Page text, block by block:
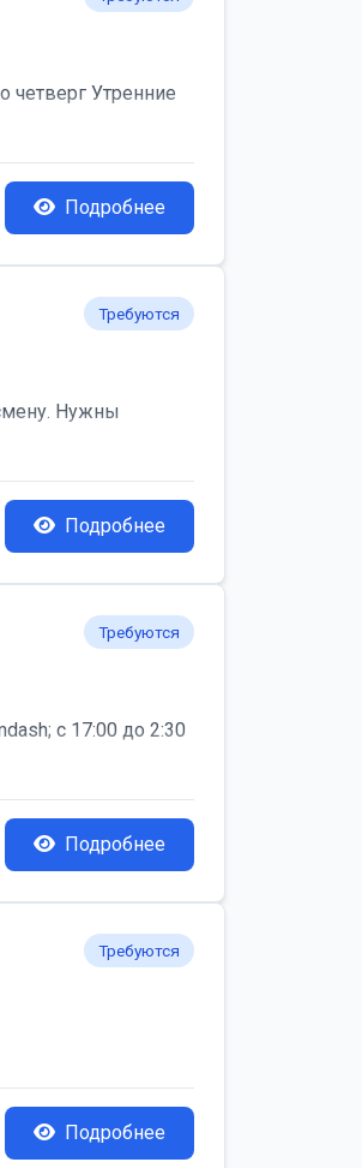
четверг Утренние
Подробнее
Требуются
Нужны
Подробнее
Требуются
с 17:00 до 2:30
Подробнее
Требуются
Подробнее